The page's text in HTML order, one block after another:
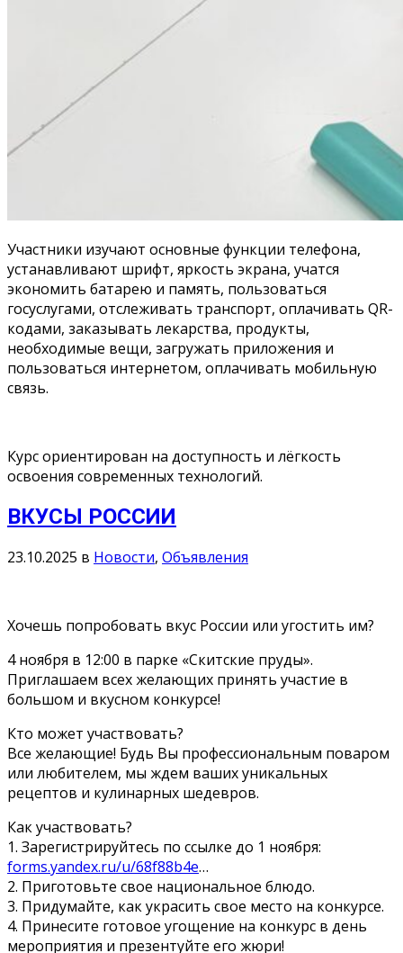
Участники изучают основные функции телефона,
устанавливают шрифт, яркость экрана, учатся
экономить батарею и память, пользоваться
госуслугами, отслеживать транспорт, оплачивать QR-
кодами, заказывать лекарства, продукты,
необходимые вещи, загружать приложения и
пользоваться интернетом, оплачивать мобильную
связь.
Курс ориентирован на доступность и лёгкость
освоения современных технологий.
ВКУСЫ РОССИИ
23.10.2025 в Новости, Объявления
Хочешь попробовать вкус России или угостить им?
4 ноября в 12:00 в парке «Скитские пруды».
Приглашаем всех желающих принять участие в
большом и вкусном конкурсе!
Кто может участвовать?
Все желающие! Будь Вы профессиональным поваром
или любителем, мы ждем ваших уникальных
рецептов и кулинарных шедевров.
Как участвовать?
1. Зарегистрируйтесь по ссылке до 1 ноября:
forms.yandex.ru/u/68f88b4e…
2. Приготовьте свое национальное блюдо.
3. Придумайте, как украсить свое место на конкурсе.
4. Принесите готовое угощение на конкурс в день
мероприятия и презентуйте его жюри!